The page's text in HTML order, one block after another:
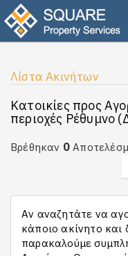
Λίστα Ακινήτων
Κατοικίες προς
περιοχές Ρέθυμνο
Βρέθηκαν 0
Αν αναζητάτε να
κάποιο ακίνητο και
παρακαλούμε